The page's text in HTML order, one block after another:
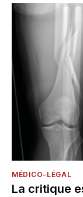
MÉDICO-LÉGAL
La critique